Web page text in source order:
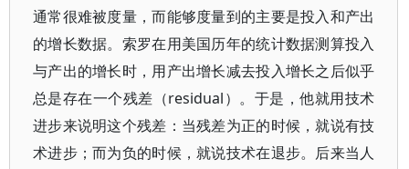
通常很难被度量，而能够度量到的主要是投入和产出
的增长数据。索罗在用美国历年的统计数据测算投入
与产出的增长时，用产出增长减去投入增长之后似乎
总是存在一个残差（residual）。于是，他就用技术
进步来说明这个残差：当残差为正的时候，就说有技
术进步；而为负的时候，就说技术在退步。后来当人